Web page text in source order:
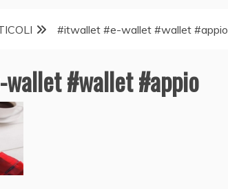
#itwallet #e-wallet #wallet #appio
#wallet #appio